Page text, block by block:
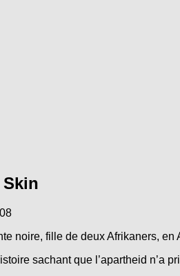
Skin
noire, fille de deux Afrikaners,
sachant que l’apartheid n’a